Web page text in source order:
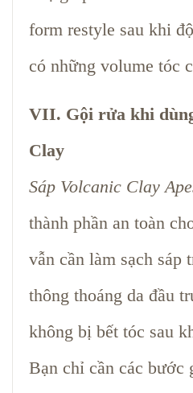
form restyle sau khi
có những volume tóc
VII. Gội rửa khi
Clay
Sáp Volcanic Clay
thành phần an toàn
vẫn cần làm sạch sáp
thông thoáng da đầu
không bị bết tóc sau
Bạn chỉ cần các bước